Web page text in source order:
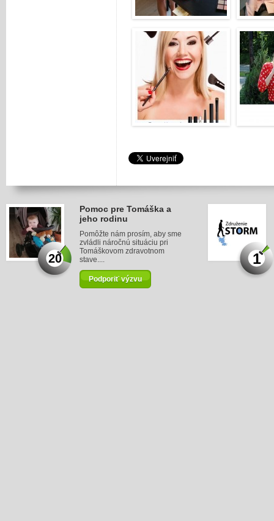
20
Pomoc pre Tomáška a
jeho rodinu
Pomôžte nám prosím, aby sme
zvládli náročnú situáciu pri
Tomáškovom zdravotnom
stave....
Podporiť výzvu
1